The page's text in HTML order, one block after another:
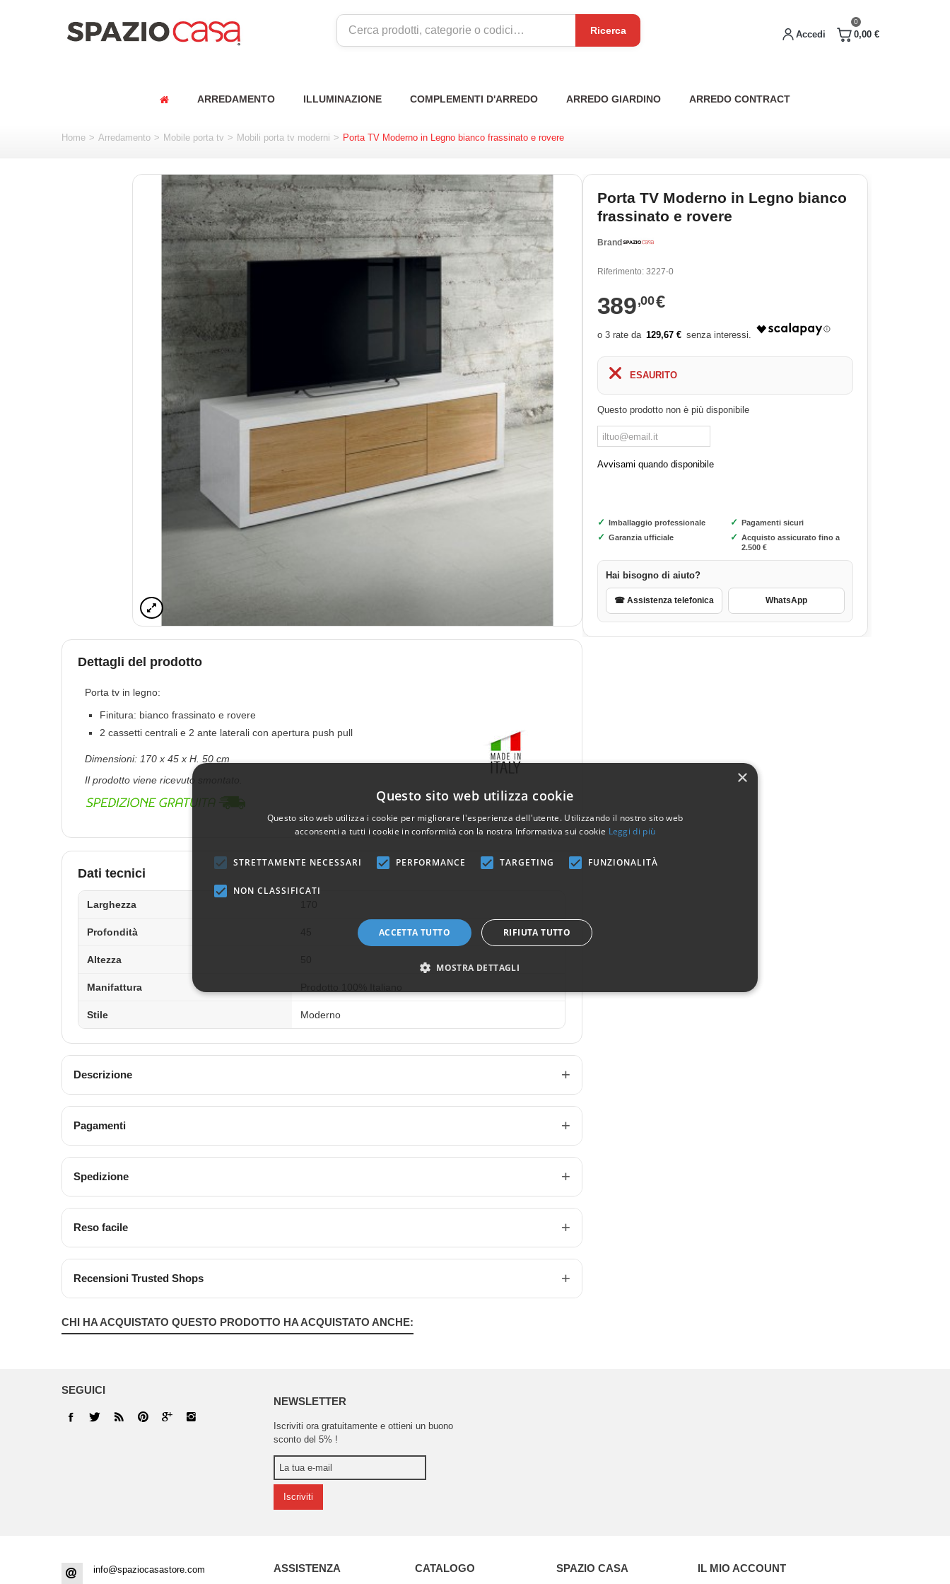
0
0,00 €
Accedi
Ricerca
ARREDAMENTO ILLUMINAZIONE COMPLEMENTI D'ARREDO ARREDO GIARDINO ARREDO CONTRACT
Home > Arredamento > Mobile porta tv > Mobili porta tv moderni > Porta TV Moderno in Legno bianco frassinato e rovere
Dettagli del prodotto
Porta tv in legno:
Finitura: bianco frassinato e rovere
2 cassetti centrali e 2 ante laterali con apertura push pull
Dimensioni: 170 x 45 x H. 50 cm
Il prodotto viene ricevuto smontato.
Dati tecnici
Larghezza
Profondità
Altezza
Manifattura
Stile Moderno
Descrizione
Pagamenti
Spedizione
Reso facile
Recensioni Trusted Shops
Porta TV Moderno in Legno bianco
frassinato e rovere
Brand
Riferimento: 3227-0
389,00€
129,67 €
ESAURITO
Questo prodotto non è più disponibile
Avvisami quando disponibile
✓ Imballaggio professionale ✓ Pagamenti sicuri
✓ Garanzia ufficiale ✓ Acquisto assicurato fino a
2.500 €
Hai bisogno di aiuto?
☎ Assistenza telefonica WhatsApp
CHI HA ACQUISTATO QUESTO PRODOTTO HA ACQUISTATO ANCHE:
SEGUICI
NEWSLETTER
Iscriviti ora gratuitamente e ottieni un buono
sconto del 5% !
Iscriviti
info@spaziocasastore.com ASSISTENZA CATALOGO SPAZIO CASA IL MIO ACCOUNT
×
Questo sito web utilizza cookie
Questo sito web utilizza i cookie per migliorare l'esperienza dell'utente. Utilizzando il nostro sito web
acconsenti a tutti i cookie in conformità con la nostra Informativa sui cookie Leggi di più
STRETTAMENTE NECESSARI PERFORMANCE TARGETING FUNZIONALITÀ
NON CLASSIFICATI
ACCETTA TUTTO RIFIUTA TUTTO
MOSTRA DETTAGLI